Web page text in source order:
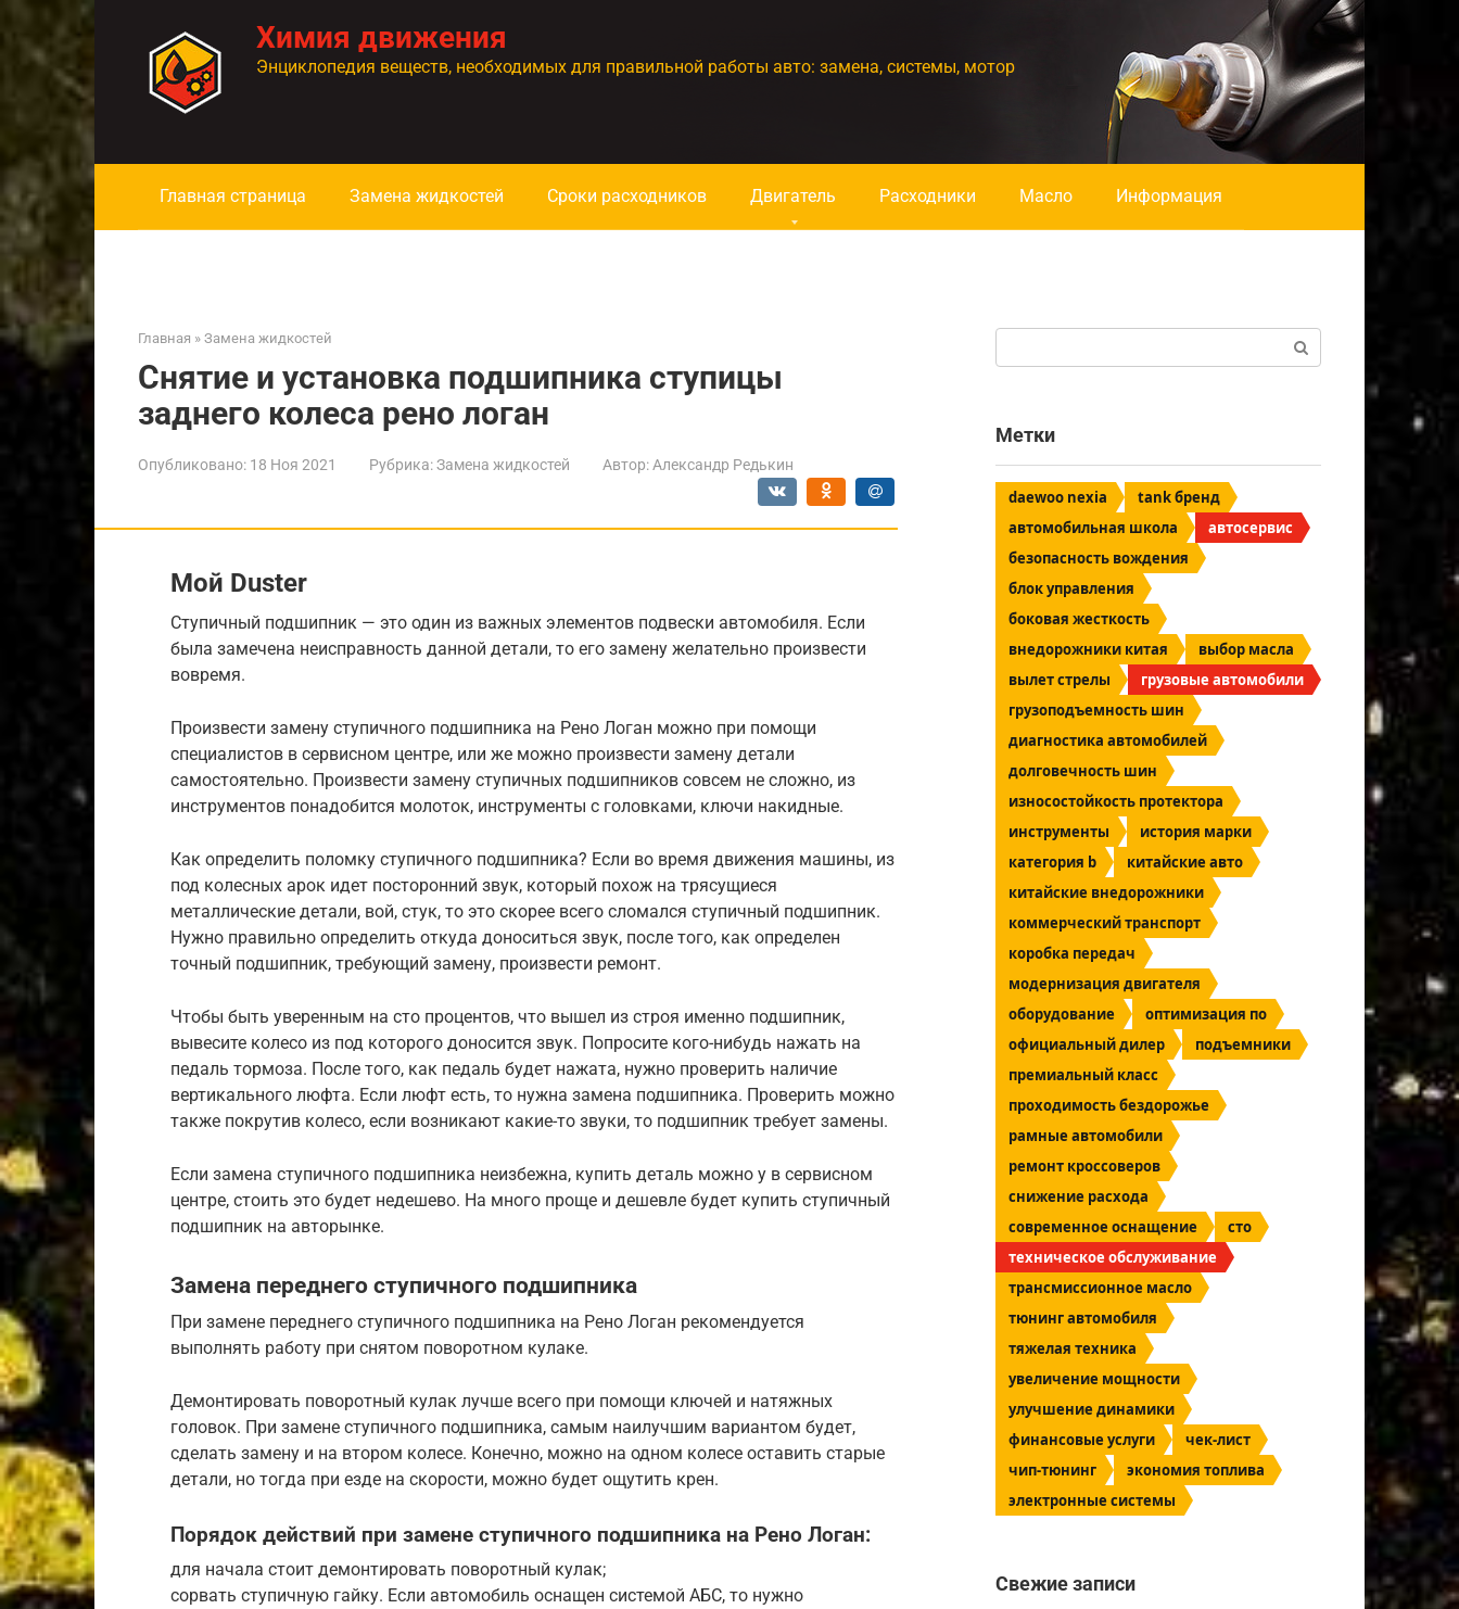
контенту
Химия движения
Энциклопедия веществ, необходимых для правильной работы авто: замена, системы, мотор
Главная страница Замена жидкостей Сроки расходников Двигатель Расходники Масло Информация
Главная » Замена жидкостей
Снятие и установка подшипника ступицы
заднего колеса рено логан
Опубликовано: 18 Ноя 2021 Рубрика:Замена жидкостей Автор: Александр Редькин
Мой Duster
Ступичный подшипник — это один из важных элементов подвески автомобиля. Если
была замечена неисправность данной детали, то его замену желательно произвести
вовремя.
Произвести замену ступичного подшипника на Рено Логан можно при помощи
специалистов в сервисном центре, или же можно произвести замену детали
самостоятельно. Произвести замену ступичных подшипников совсем не сложно, из
инструментов понадобится молоток, инструменты с головками, ключи накидные.
Как определить поломку ступичного подшипника? Если во время движения машины, из
под колесных арок идет посторонний звук, который похож на трясущиеся
металлические детали, вой, стук, то это скорее всего сломался ступичный подшипник.
Нужно правильно определить откуда доноситься звук, после того, как определен
точный подшипник, требующий замену, произвести ремонт.
Чтобы быть уверенным на сто процентов, что вышел из строя именно подшипник,
вывесите колесо из под которого доносится звук. Попросите кого-нибудь нажать на
педаль тормоза. После того, как педаль будет нажата, нужно проверить наличие
вертикального люфта. Если люфт есть, то нужна замена подшипника. Проверить можно
также покрутив колесо, если возникают какие-то звуки, то подшипник требует замены.
Если замена ступичного подшипника неизбежна, купить деталь можно у в сервисном
центре, стоить это будет недешево. На много проще и дешевле будет купить ступичный
подшипник на авторынке.
Замена переднего ступичного подшипника
При замене переднего ступичного подшипника на Рено Логан рекомендуется
выполнять работу при снятом поворотном кулаке.
Демонтировать поворотный кулак лучше всего при помощи ключей и натяжных
головок. При замене ступичного подшипника, самым наилучшим вариантом будет,
сделать замену и на втором колесе. Конечно, можно на одном колесе оставить старые
детали, но тогда при езде на скорости, можно будет ощутить крен.
Порядок действий при замене ступичного подшипника на Рено Логан:
для начала стоит демонтировать поворотный кулак;
сорвать ступичную гайку. Если автомобиль оснащен системой АБС, то нужно
Метки
daewoo nexia
tank бренд
автомобильная школа
автосервис
безопасность вождения
блок управления
боковая жесткость
внедорожники китая
выбор масла
вылет стрелы
грузовые автомобили
грузоподъемность шин
диагностика автомобилей
долговечность шин
износостойкость протектора
инструменты
история марки
категория b
китайские авто
китайские внедорожники
коммерческий транспорт
коробка передач
модернизация двигателя
оборудование
оптимизация по
официальный дилер
подъемники
премиальный класс
проходимость бездорожье
рамные автомобили
ремонт кроссоверов
снижение расхода
современное оснащение
сто
техническое обслуживание
трансмиссионное масло
тюнинг автомобиля
тяжелая техника
увеличение мощности
улучшение динамики
финансовые услуги
чек-лист
чип-тюнинг
экономия топлива
электронные системы
Свежие записи